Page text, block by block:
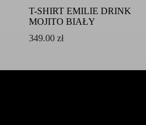
T-SHIRT EMILIE DRINK
MOJITO BIAŁY
349.00 zł